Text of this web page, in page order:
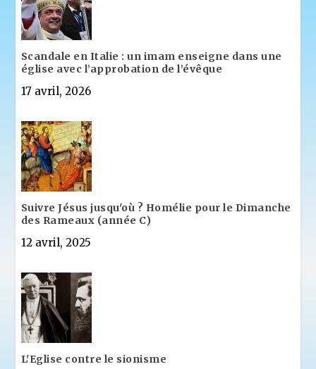
Scandale en Italie : un imam enseigne dans une
église avec l’approbation de l’évêque
17 avril, 2026
Suivre Jésus jusqu'où ? Homélie pour le Dimanche
des Rameaux (année C)
12 avril, 2025
L'Eglise contre le sionisme